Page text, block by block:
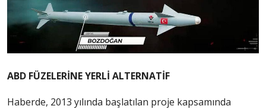
ABD FÜZELERİNE YERLİ ALTERNATİF
Haberde, 2013 yılında başlatılan proje kapsamında